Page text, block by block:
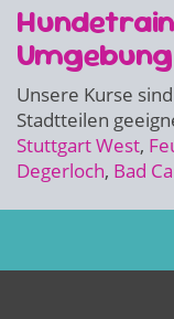
Umgebung
Unsere Kurse
Stadtteilen
Stuttgart West,
Degerloch, Bad